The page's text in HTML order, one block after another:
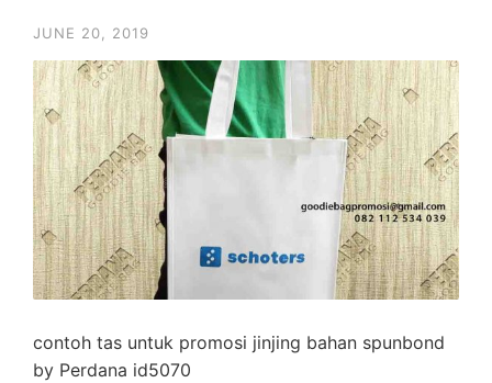
JUNE 20, 2019
contoh tas untuk promosi jinjing bahan spunbond
by Perdana id5070